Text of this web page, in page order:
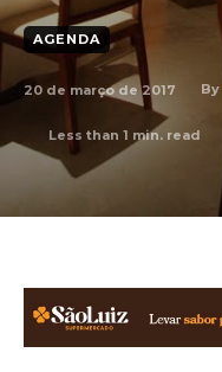
AGENDA
20 de março de 2017 By
Less than 1 min. read